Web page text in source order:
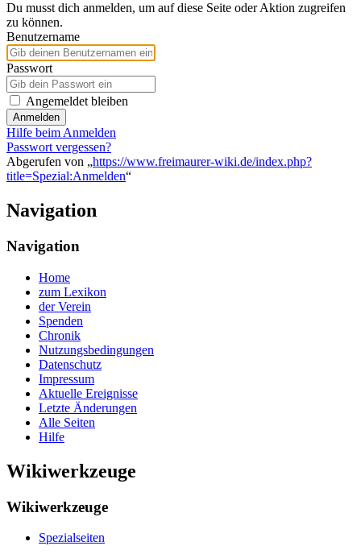
Du musst dich anmelden, um auf diese Seite oder Aktion zugreifen
zu können.
Benutzername
Passwort
Angemeldet bleiben
Anmelden
Hilfe beim Anmelden
Passwort vergessen?
Abgerufen von „https://www.freimaurer-wiki.de/index.php?
title=Spezial:Anmelden“
Navigation
Navigation
Home
zum Lexikon
der Verein
Spenden
Chronik
Nutzungsbedingungen
Datenschutz
Impressum
Aktuelle Ereignisse
Letzte Änderungen
Alle Seiten
Hilfe
Wikiwerkzeuge
Wikiwerkzeuge
Spezialseiten